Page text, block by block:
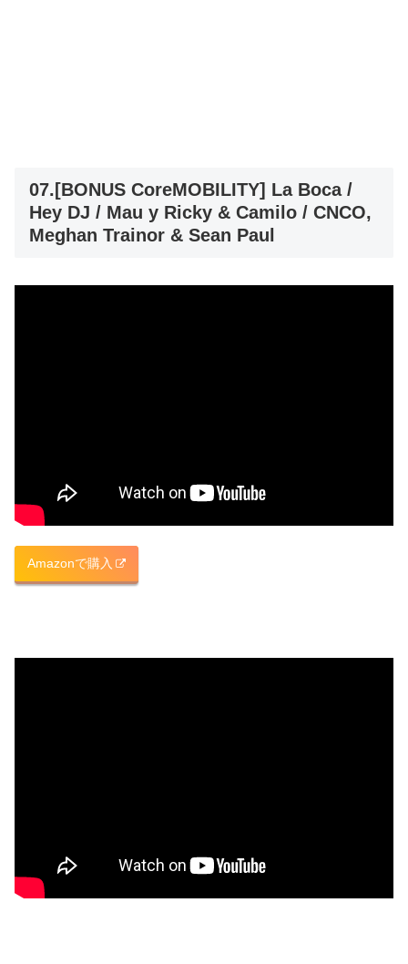
07.[BONUS CoreMOBILITY] La Boca /
Hey DJ / Mau y Ricky & Camilo / CNCO,
Meghan Trainor & Sean Paul
Amazonで購入